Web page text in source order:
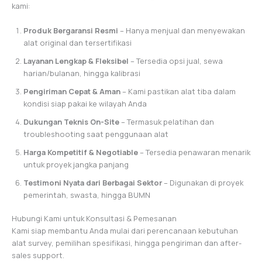
kami:
Produk Bergaransi Resmi – Hanya menjual dan menyewakan
alat original dan tersertifikasi
Layanan Lengkap & Fleksibel – Tersedia opsi jual, sewa
harian/bulanan, hingga kalibrasi
Pengiriman Cepat & Aman– Kami pastikan alat tiba dalam
kondisi siap pakai ke wilayah Anda
Dukungan Teknis On-Site– Termasuk pelatihan dan
troubleshooting saat penggunaan alat
Harga Kompetitif & Negotiable– Tersedia penawaran menarik
untuk proyek jangka panjang
Testimoni Nyata dari Berbagai Sektor– Digunakan di proyek
pemerintah, swasta, hingga BUMN
Hubungi Kami untuk Konsultasi & Pemesanan
Kami siap membantu Anda mulai dari perencanaan kebutuhan
alat survey, pemilihan spesifikasi, hingga pengiriman dan after-
sales support.